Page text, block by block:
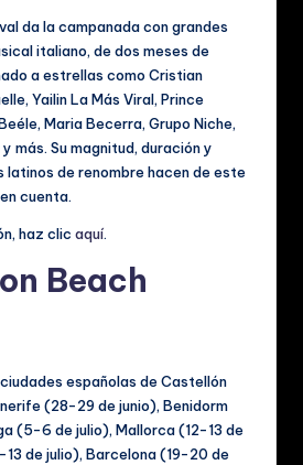
da la campanada con grandes
italiano, de dos meses de
a estrellas como Cristian
Yailin La Más Viral, Prince
Maria Becerra, Grupo Niche,
más. Su magnitud, duración y
de renombre hacen de este
cuenta.
haz clic aquí.
Beach
españolas de Castellón
(28-29 de junio), Benidorm
(5-6 de julio), Mallorca (12-13 de
13 de julio), Barcelona (19-20 de